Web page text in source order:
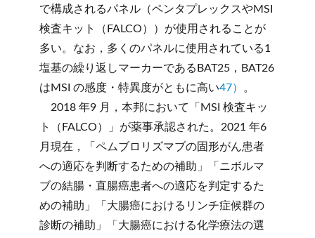
で構成されるパネル（ペンタプレックスやMSI
検査キット（FALCO））が使用されることが
多い。なお，多くのパネルに使用されている1
塩基の繰り返しマーカーであるBAT25，BAT26
はMSI の感度・特異度がともに高い47）
。
2018 年9 月，本邦において「MSI 検査キッ
ト（FALCO）」が薬事承認された。2021 年6
月現在，「ペムブロリズマブの固形がん患者
への適応を判断するための補助」「ニボルマ
ブの結腸・直腸癌患者への適応を判定するた
めの補助」「大腸癌におけるリンチ症候群の
診断の補助」「大腸癌における化学療法の選